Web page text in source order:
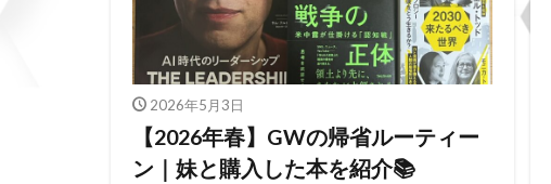
2026年5月3日
【2026年春】GWの帰省ルーティー
ン｜妹と購入した本を紹介📚